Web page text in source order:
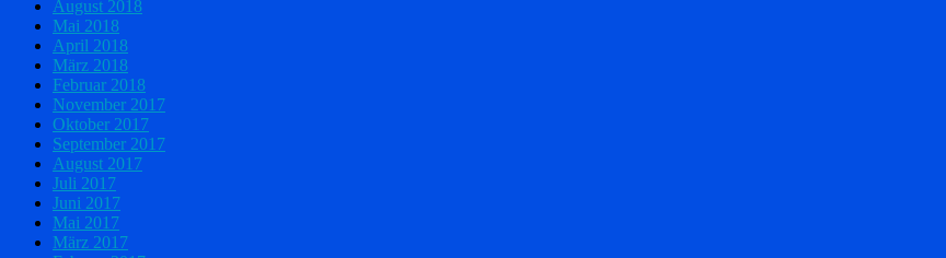
August 2018
Mai 2018
April 2018
März 2018
Februar 2018
November 2017
Oktober 2017
September 2017
August 2017
Juli 2017
Juni 2017
Mai 2017
März 2017